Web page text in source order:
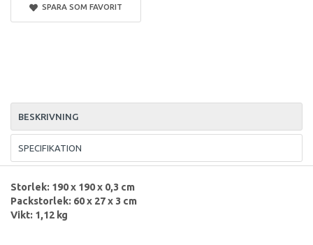
SPARA SOM FAVORIT
BESKRIVNING
SPECIFIKATION
Storlek: 190 x 190 x 0,3 cm
Packstorlek: 60 x 27 x 3 cm
Vikt: 1,12 kg